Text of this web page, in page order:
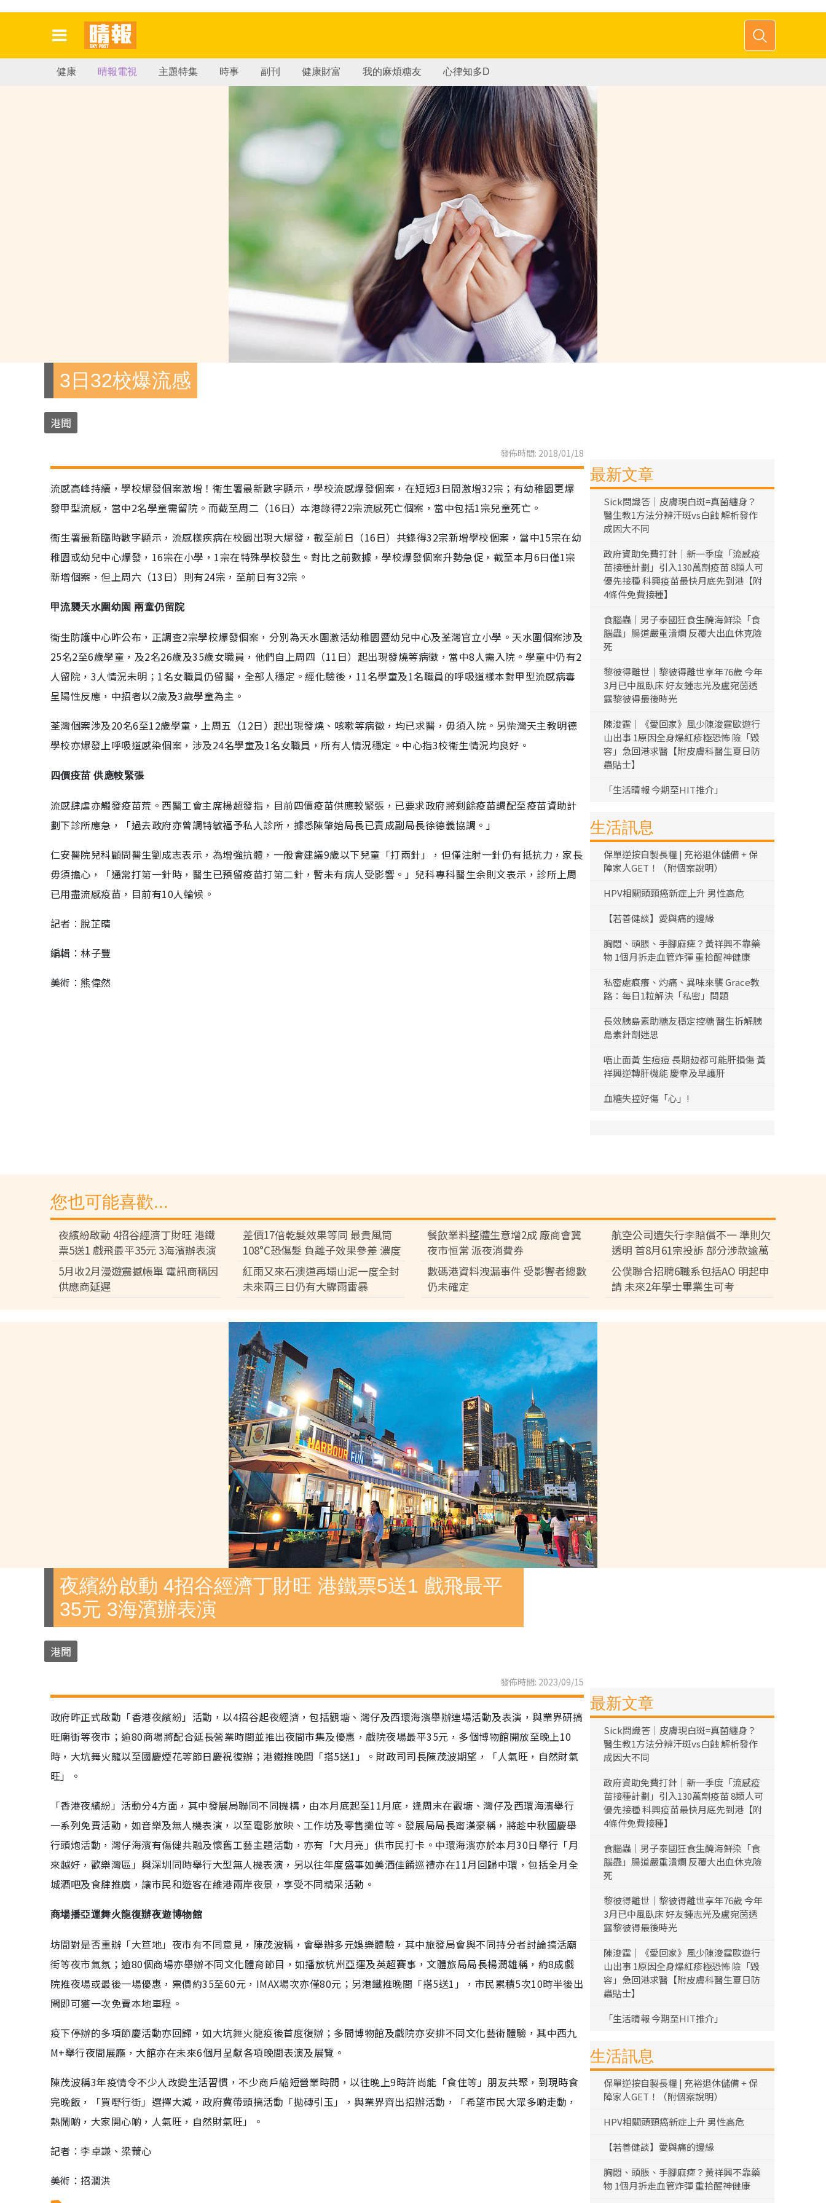
健康 晴報電視 主題特集 時事 副刊 健康財富 我的麻煩糖友 心律知多D
3日32校爆流感
港聞
發佈時間: 2018/01/18
流感高峰持續，學校爆發個案激增！衞生署最新數字顯示，學校流感爆發個案，在短短3日間激增32宗；有幼稚園更爆
發甲型流感，當中2名學童需留院。而截至周二（16日）本港錄得22宗流感死亡個案，當中包括1宗兒童死亡。
衞生署最新臨時數字顯示，流感樣疾病在校園出現大爆發，截至前日（16日）共錄得32宗新增學校個案，當中15宗在幼
稚園或幼兒中心爆發，16宗在小學，1宗在特殊學校發生。對比之前數據，學校爆發個案升勢急促，截至本月6日僅1宗
新增個案，但上周六（13日）則有24宗，至前日有32宗。
甲流襲天水圍幼園 兩童仍留院
衞生防護中心昨公布，正調查2宗學校爆發個案，分別為天水圍激活幼稚園暨幼兒中心及荃灣官立小學。天水圍個案涉及
25名2至6歲學童，及2名26歲及35歲女職員，他們自上周四（11日）起出現發燒等病徵，當中8人需入院。學童中仍有2
人留院，3人情況未明；1名女職員仍留醫，全部人穩定。經化驗後，11名學童及1名職員的呼吸道樣本對甲型流感病毒
呈陽性反應，中招者以2歲及3歲學童為主。
荃灣個案涉及20名6至12歲學童，上周五（12日）起出現發燒、咳嗽等病徵，均已求醫，毋須入院。另柴灣天主教明德
學校亦爆發上呼吸道感染個案，涉及24名學童及1名女職員，所有人情況穩定。中心指3校衞生情況均良好。
四價疫苗 供應較緊張
流感肆虐亦觸發疫苗荒。西醫工會主席楊超發指，目前四價疫苗供應較緊張，已要求政府將剩餘疫苗調配至疫苗資助計
劃下診所應急，「過去政府亦曾調特敏福予私人診所，據悉陳肇始局長已責成副局長徐德義協調。」
仁安醫院兒科顧問醫生劉成志表示，為增強抗體，一般會建議9歲以下兒童「打兩針」，但僅注射一針仍有抵抗力，家長
毋須擔心，「通常打第一針時，醫生已預留疫苗打第二針，暫未有病人受影響。」兒科專科醫生余則文表示，診所上周
已用盡流感疫苗，目前有10人輪候。
記者︰脫芷晴
編輯：林子豐
美術：熊偉然
最新文章
Sick問識答｜皮膚現白斑=真菌纏身？
醫生教1方法分辨汗斑vs白蝕 解析發作
成因大不同
政府資助免費打針｜新一季度「流感疫
苗接種計劃」引入130萬劑疫苗 8類人可
優先接種 科興疫苗最快月底先到港【附
4條件免費接種】
食腦蟲｜男子泰國狂食生醃海鮮染「食
腦蟲」腸道嚴重潰爛 反覆大出血休克險
死
黎彼得離世｜黎彼得離世享年76歲 今年
3月已中風臥床 好友鍾志光及盧宛茵透
露黎彼得最後時光
陳浚霆｜《愛回家》風少陳浚霆歐遊行
山出事 1原因全身爆紅疹極恐怖 險「毀
容」急回港求醫【附皮膚科醫生夏日防
蟲貼士】
「生活晴報 今期至HIT推介」
生活訊息
保單逆按自製長糧 | 充裕退休儲備 + 保
障家人GET！（附個案說明）
HPV相關頭頸癌新症上升 男性高危
【若善健談】愛與痛的邊緣
胸悶、頭脹、手腳麻痺？黃祥興不靠藥
物 1個月拆走血管炸彈 重拾醒神健康
私密處痕癢、灼痛、異味來襲 Grace教
路：每日1粒解決「私密」問題
長效胰島素助糖友穩定控糖 醫生拆解胰
島素針劑迷思
唔止面黃 生痘痘 長期攰都可能肝損傷 黃
祥興逆轉肝機能 慶幸及早護肝
血糖失控好傷「心」!
您也可能喜歡...
夜繽紛啟動 4招谷經濟丁財旺 港鐵
票5送1 戲飛最平35元 3海濱辦表演
差價17倍乾髮效果等同 最貴風筒
108°C恐傷髮 負離子效果參差 濃度
差逾百倍
餐飲業料整體生意增2成 廠商會冀
夜市恒常 派夜消費券
航空公司遺失行李賠償不一 準則欠
透明 首8月61宗投訴 部分涉款逾萬
元
5月收2月漫遊震撼帳單 電訊商稱因
供應商延遲
紅雨又來石澳道再塌山泥一度全封
未來兩三日仍有大驟雨雷暴
數碼港資料洩漏事件 受影響者總數
仍未確定
公僕聯合招聘6職系包括AO 明起申
請 未來2年學士畢業生可考
夜繽紛啟動 4招谷經濟丁財旺 港鐵票5送1 戲飛最平
35元 3海濱辦表演
港聞
發佈時間: 2023/09/15
政府昨正式啟動「香港夜繽紛」活動，以4招谷起夜經濟，包括觀塘、灣仔及西環海濱舉辦連場活動及表演，與業界研搞
旺廟街等夜市；逾80商場將配合延長營業時間並推出夜間市集及優惠，戲院夜場最平35元，多個博物館開放至晚上10
時，大坑舞火龍以至國慶煙花等節日慶祝復辦；港鐵推晚間「搭5送1」。財政司司長陳茂波期望，「人氣旺，自然財氣
旺」。
「香港夜繽紛」活動分4方面，其中發展局聯同不同機構，由本月底起至11月底，逢周末在觀塘、灣仔及西環海濱舉行
一系列免費活動，如音樂及無人機表演，以至電影放映、工作坊及零售攤位等。發展局局長甯漢豪稱，將趁中秋國慶舉
行頭炮活動，灣仔海濱有傷健共融及懷舊工藝主題活動，亦有「大月亮」供市民打卡。中環海濱亦於本月30日舉行「月
來越好，歡樂灣區」與深圳同時舉行大型無人機表演，另以往年度盛事如美酒佳餚巡禮亦在11月回歸中環，包括全月全
城酒吧及食肆推廣，讓市民和遊客在維港兩岸夜景，享受不同精采活動。
商場播亞運舞火龍復辦夜遊博物館
坊間對是否重辦「大笪地」夜市有不同意見，陳茂波稱，會舉辦多元娛樂體驗，其中旅發局會與不同持分者討論搞活廟
街等夜市氣氛；逾80個商場亦舉辦不同文化體育節目，如播放杭州亞運及英超賽事，文體旅局局長楊潤雄稱，約8成戲
院推夜場或最後一場優惠，票價約35至60元，IMAX場次亦僅80元；另港鐵推晚間「搭5送1」，市民累積5次10時半後出
閘即可獲一次免費本地車程。
疫下停辦的多項節慶活動亦回歸，如大坑舞火龍疫後首度復辦；多間博物館及戲院亦安排不同文化藝術體驗，其中西九
M+舉行夜間展廳，大館亦在未來6個月呈獻各項晚間表演及展覽。
陳茂波稱3年疫情令不少人改變生活習慣，不少商戶縮短營業時間，以往晚上9時許尚能「食住等」朋友共聚，到現時食
完晚飯，「買嘢行街」選擇大減，政府冀帶頭搞活動「拋磚引玉」，與業界齊出招辦活動，「希望市民大眾多啲走動，
熱鬧啲，大家開心啲，人氣旺，自然財氣旺」。
記者︰李卓謙、梁薾心
美術：招潤洪
最新文章
Sick問識答｜皮膚現白斑=真菌纏身？
醫生教1方法分辨汗斑vs白蝕 解析發作
成因大不同
政府資助免費打針｜新一季度「流感疫
苗接種計劃」引入130萬劑疫苗 8類人可
優先接種 科興疫苗最快月底先到港【附
4條件免費接種】
食腦蟲｜男子泰國狂食生醃海鮮染「食
腦蟲」腸道嚴重潰爛 反覆大出血休克險
死
黎彼得離世｜黎彼得離世享年76歲 今年
3月已中風臥床 好友鍾志光及盧宛茵透
露黎彼得最後時光
陳浚霆｜《愛回家》風少陳浚霆歐遊行
山出事 1原因全身爆紅疹極恐怖 險「毀
容」急回港求醫【附皮膚科醫生夏日防
蟲貼士】
「生活晴報 今期至HIT推介」
生活訊息
保單逆按自製長糧 | 充裕退休儲備 + 保
障家人GET！（附個案說明）
HPV相關頭頸癌新症上升 男性高危
【若善健談】愛與痛的邊緣
胸悶、頭脹、手腳麻痺？黃祥興不靠藥
物 1個月拆走血管炸彈 重拾醒神健康